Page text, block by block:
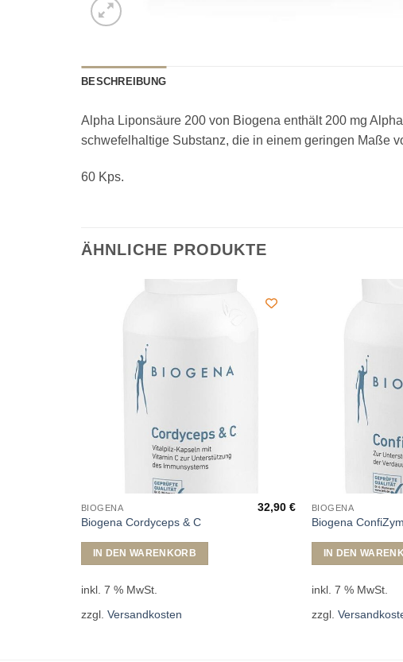
BESCHREIBUNG
Alpha Liponsäure 200 von Biogena enthält 200 mg
schwefelhaltige Substanz, die in einem geringen Maße
60 Kps.
ÄHNLICHE PRODUKTE
BIOGENA
Biogena Cordyceps & C
32,90€
IN DEN WARENKORB
inkl. 7 % MwSt.
zzgl. Versandkosten
BIOGENA
Biogena
IN DEN
inkl. 7 % MwSt.
zzgl.